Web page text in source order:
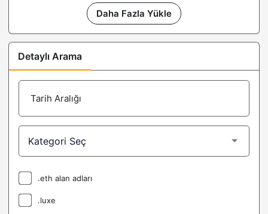
Daha Fazla Yükle
Detaylı Arama
Tarih Aralığı
.eth alan adları
.luxe